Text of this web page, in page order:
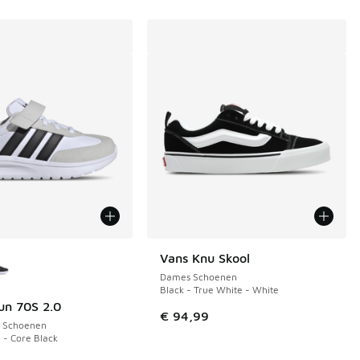
aanbieding Prijs verlaagd van € 59,99 naar € 40,00
70S 2.0
- Core Black
Vans Knu Skool
Dames Schoenen
Black - True White - White
€ 94,99